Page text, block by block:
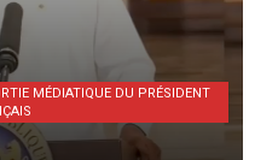
MÉDIATIQUE DU PRÉSIDENT